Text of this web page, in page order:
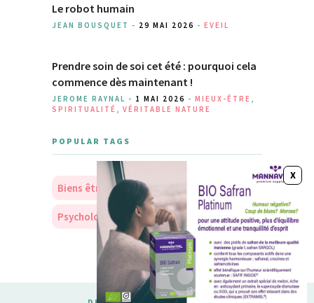
Le robot humain
JEAN BOUSQUET - 29 MAI 2026 - EVEIL
Prendre soin de soi cet été : pourquoi cela
commence dès maintenant !
JEROME RAYNAL - 1 MAI 2026 - MIEUX-ÊTRE ,
SPIRITUALITÉ , VÉRITABLE NATURE
POPULAR TAGS
Biens être Soins Nourriture
Psychologie Personnalité